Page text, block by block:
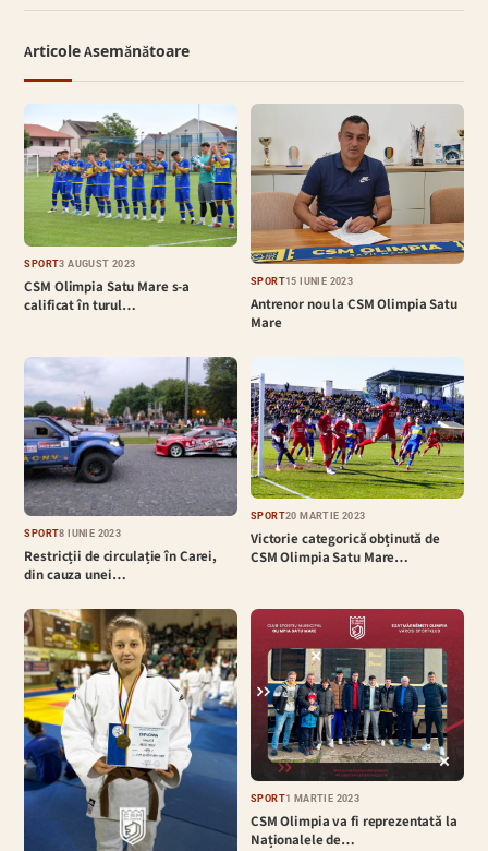
Articole Asemănătoare
SPORT3 AUGUST 2023
CSM Olimpia Satu Mare s-a
calificat în turul…
SPORT15 IUNIE 2023
Antrenor nou la CSM Olimpia Satu
Mare
SPORT8 IUNIE 2023
Restricții de circulație în Carei,
din cauza unei…
SPORT20 MARTIE 2023
Victorie categorică obținută de
CSM Olimpia Satu Mare…
SPORT1 MARTIE 2023
CSM Olimpia va fi reprezentată la
Naționalele de…